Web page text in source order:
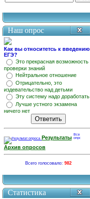
Наш опрос
Как вы относитетсь к введению
ЕГЭ?
Это прекрасная возможность
проверки знаний
Нейтральное отношение
Отрицательно, это
издевательство над детьми
Эту систему надо доработать
Лучше устного экзамена
ничего нет
Результаты
Архив опросов
Всего голосовало: 982
Статистика